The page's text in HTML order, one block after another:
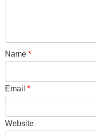
Name *
Email *
Website